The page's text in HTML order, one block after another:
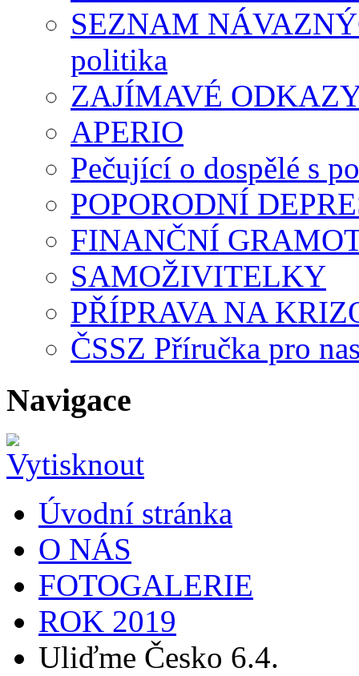
SEZNAM
politika
ZAJÍMAVÉ
APERIO
Pečující o dospělé s
POPORODNÍ
FINANČNÍ
SAMOŽIVITELKY
PŘÍPRAVA NA
ČSSZ Příručka pro
Navigace
Úvodní stránka
O NÁS
FOTOGALERIE
ROK 2019
Uliďme Česko 6.4.